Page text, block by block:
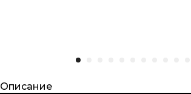
Описание